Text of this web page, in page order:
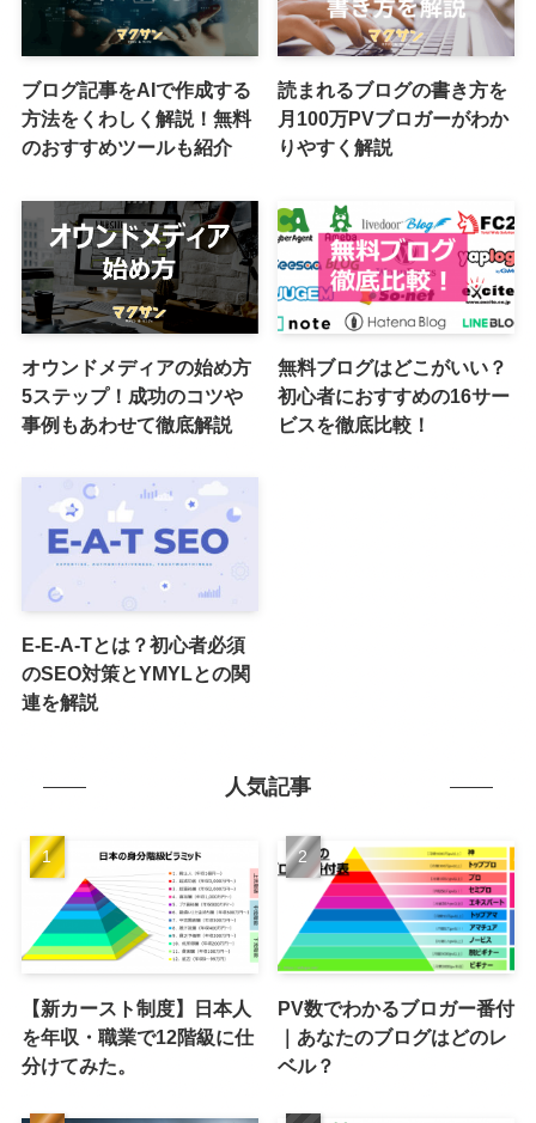
ブログ記事をAIで作成する
方法をくわしく解説！無料
のおすすめツールも紹介
読まれるブログの書き方を
月100万PVブロガーがわか
りやすく解説
オウンドメディアの始め方
5ステップ！成功のコツや
事例もあわせて徹底解説
無料ブログはどこがいい？
初心者におすすめの16サー
ビスを徹底比較！
E-E-A-Tとは？初心者必須
のSEO対策とYMYLとの関
連を解説
人気記事
【新カースト制度】日本人
を年収・職業で12階級に仕
分けてみた。
PV数でわかるブロガー番付
｜あなたのブログはどのレ
ベル？